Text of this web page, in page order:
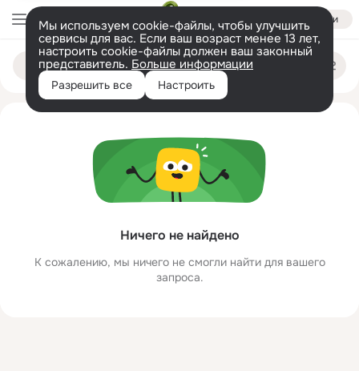
Войти
Мы используем cookie-файлы, чтобы улучшить
сервисы для вас. Если ваш возраст менее 13 лет,
настроить cookie-файлы должен ваш законный
представитель. Больше информации
Разрешить все Настроить
Поиск
ytrkixan apgrjmnu
Ничего не найдено
К сожалению, мы ничего не смогли найти для вашего
запроса.